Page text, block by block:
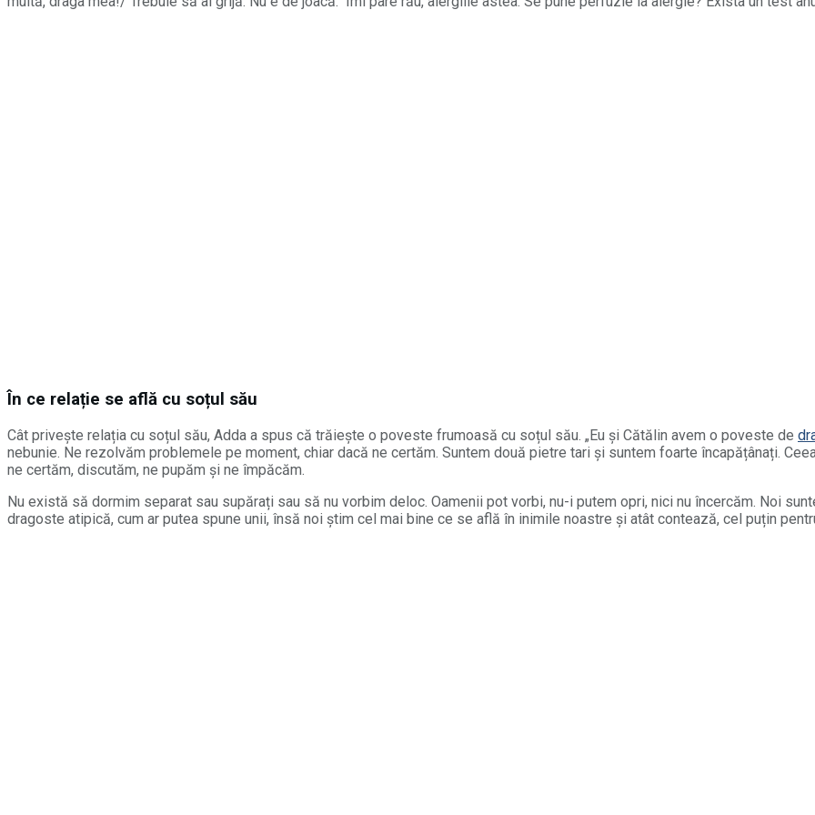
În ce relație se află cu soțul său
Cât privește relația cu soțul său, Adda a spus că trăiește o poveste frumoasă cu soțul său. „Eu și Cătălin avem o poveste de
nebunie. Ne rezolvăm problemele pe moment, chiar dacă ne certăm. Suntem două pietre tari și suntem foarte încapățânați.
ne certăm, discutăm, ne pupăm și ne împăcăm.
Nu există să dormim separat sau supărați sau să nu vorbim deloc. Oamenii pot vorbi, nu-i putem opri, nici nu încercăm. Noi
dragoste atipică, cum ar putea spune unii, însă noi știm cel mai bine ce se află în inimile noastre și atât contează, cel puțin